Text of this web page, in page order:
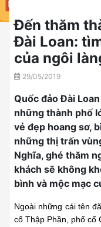
Đến thăm
Đài Loan:
của ngôi
29/05/2019
Quốc đảo Đài
những thành phố
vẻ đẹp hoang sơ,
những thị trấn
Nghĩa, ghé thăm
khách sẽ không
bình và mộc mạc
Ngoài những cái tên
cổ Thập Phần, phố